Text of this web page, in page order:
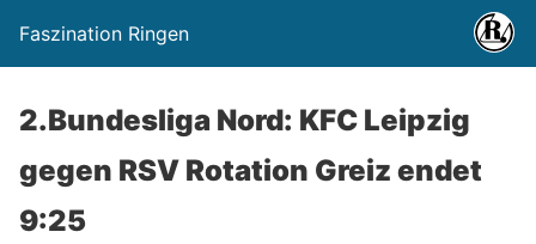
Faszination Ringen
2.Bundesliga Nord: KFC Leipzig
gegen RSV Rotation Greiz endet
9:25